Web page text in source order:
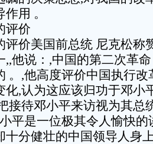
用 。
评价
评价美国前总统 尼克松称
,,他说：,中国的第二次革
。,他高度评价中国执行
化,认为这应该归功于邓小
接待邓小平来访视为其总
平是一位极其令人愉快的
十分健壮的中国领导人身